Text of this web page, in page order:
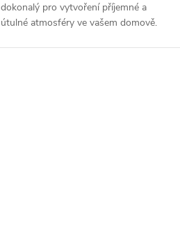
dokonalý pro vytvoření příjemné a
útulné atmosféry ve vašem domově.